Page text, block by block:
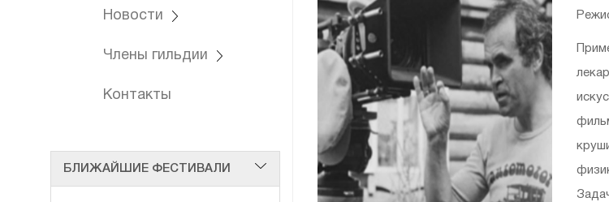
Новости
Члены гильдии
Контакты
БЛИЖАЙШИЕ ФЕСТИВАЛИ